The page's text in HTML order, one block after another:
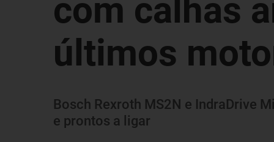
com calhas
últimos
Bosch Rexroth MS2N e IndraDrive
e prontos a ligar